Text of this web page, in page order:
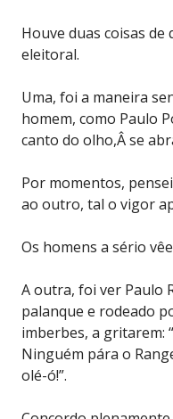
Houve duas coisas
eleitoral.
Uma, foi a maneira
homem, como Paulo
canto do olho,Â se
Por momentos,
ao outro, tal o vigor
Os homens a sério
A outra, foi ver Paulo
palanque e rodeado
imberbes, a gritarem:
Ninguém pára o
olé-ó!”.